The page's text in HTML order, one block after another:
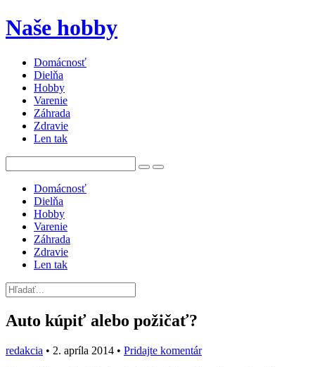
Naše hobby
Domácnosť
Dielňa
Hobby
Varenie
Záhrada
Zdravie
Len tak
Domácnosť
Dielňa
Hobby
Varenie
Záhrada
Zdravie
Len tak
Auto kúpiť alebo požičať?
redakcia • 2. apríla 2014 • Pridajte komentár